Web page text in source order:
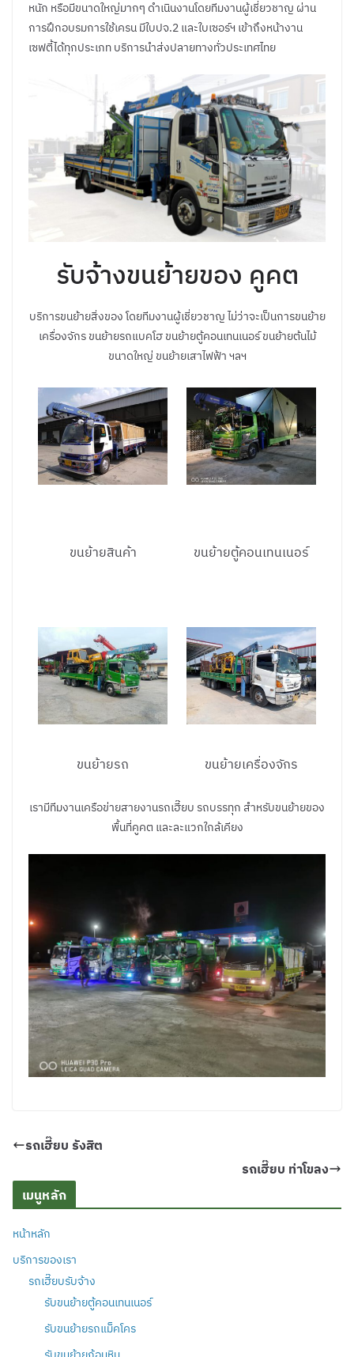
หนัก หรือมีขนาดใหญ่มากๆ ดำเนินงานโดยทีมงานผู้เชี่ยวชาญ ผ่าน
การฝึกอบรมการใช้เครน มีใบปจ.2 และใบเซอร์ฯ เข้าถึงหน้างาน
เซฟตี้ได้ทุกประเภท บริการนำส่งปลายทางทั่วประเทศไทย
รับจ้างขนย้ายของ คูคต
บริการขนย้ายสิ่งของ โดยทีมงานผู้เชี่ยวชาญ ไม่ว่าจะเป็นการขนย้าย
เครื่องจักร ขนย้ายรถแบคโฮ ขนย้ายตู้คอนเทนเนอร์ ขนย้ายต้นไม้
ขนาดใหญ่ ขนย้ายเสาไฟฟ้า ฯลฯ
ขนย้ายสินค้า ขนย้ายตู้คอนเทนเนอร์
ขนย้ายรถ ขนย้ายเครื่องจักร
เรามีทีมงานเครือข่ายสายงานรถเฮี๊ยบ รถบรรทุก สำหรับขนย้ายของ
พื้นที่คูคต และละแวกใกล้เคียง
รถเฮี๊ยบ รังสิต
รถเฮี๊ยบ ท่าโขลง
เมนูหลัก
หน้าหลัก
บริการของเรา
รถเฮี๊ยบรับจ้าง
รับขนย้ายตู้คอนเทนเนอร์
รับขนย้ายรถแม็คโคร